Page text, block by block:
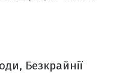
Безкрайнії